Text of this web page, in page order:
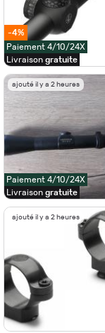
-4%
Paiement 4/10/24X
Livraison gratuite
ajouté il y a 2 heures
Paiement 4/10/24X
Livraison gratuite
ajouté il y a 2 heures